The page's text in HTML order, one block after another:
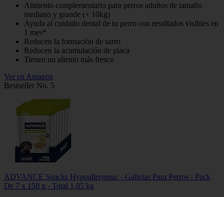
Alimento complementario para perros adultos de tamaño
mediano y grande (+ 10kg)
Ayuda al cuidado dental de tu perro con resultados visibles en
1 mes*
Reducen la formación de sarro
Reducen la acumulación de placa
Tienen un aliento más fresco
Ver en Amazon
Bestseller No. 5
ADVANCE Snacks Hypoallergenic - Galletas Para Perros - Pack
De 7 x 150 g - Total 1,05 kg